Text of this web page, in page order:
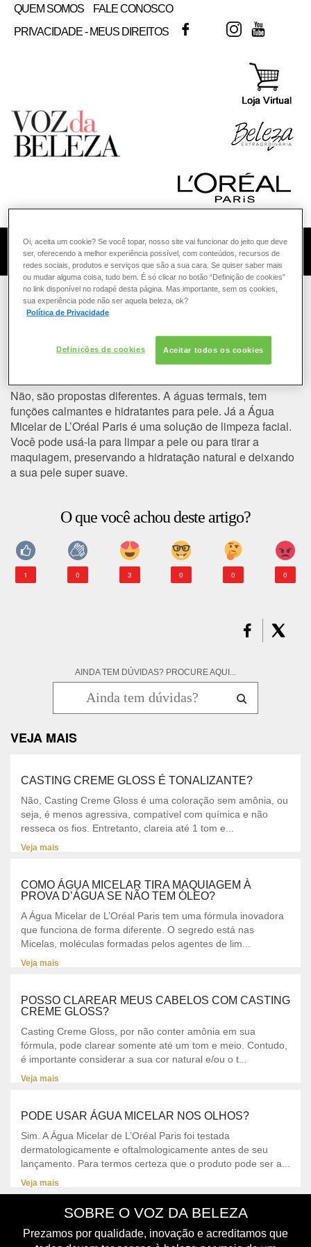
QUEM SOMOS
FALE CONOSCO
PRIVACIDADE - MEUS DIREITOS
FACEBOOKTWITTERINSTAGRAM
COMO POSSO AJUDAR? DÚVIDAS SOBRE:
PELE
COLORAÇÃO
CABELO
SOLAR
CONSULTORIA DE PRODUTOS LOREAL PARIS
VOZ DA BELEZA
L'ORÉAL PARIS
CONSULTORIA DE PRODUTOS LOREAL PARIS
Água Micelar é a mesma coisa
que uma água termal?
Não, são propostas diferentes. A águas termais, tem
funções calmantes e hidratantes para pele. Já a Água
Micelar de L’Oréal Paris é uma solução de limpeza facial.
Você pode usá-la para limpar a pele ou para tirar a
maquiagem, preservando a hidratação natural e deixando
a sua pele super suave.
O que você achou deste artigo?
1 0 3 0 0 0
AINDA TEM DÚVIDAS? PROCURE AQUI...
VEJA MAIS
CASTING CREME GLOSS É TONALIZANTE?
Não, Casting Creme Gloss é uma coloração sem amônia, ou
seja, é menos agressiva, compatível com química e não
resseca os fios. Entretanto, clareia até 1 tom e...
Veja mais
COMO ÁGUA MICELAR TIRA MAQUIAGEM À
PROVA D’ÁGUA SE NÃO TEM ÓLEO?
A Água Micelar de L’Oréal Paris tem uma fórmula inovadora
que funciona de forma diferente. O segredo está nas
Micelas, moléculas formadas pelos agentes de lim...
Veja mais
POSSO CLAREAR MEUS CABELOS COM CASTING
CREME GLOSS?
Casting Creme Gloss, por não conter amônia em sua
fórmula, pode clarear somente até um tom e meio. Contudo,
é importante considerar a sua cor natural e/ou o t...
Veja mais
PODE USAR ÁGUA MICELAR NOS OLHOS?
Sim. A Água Micelar de L’Oréal Paris foi testada
dermatologicamente e oftalmologicamente antes de seu
lançamento. Para termos certeza que o produto pode ser a...
Veja mais
SOBRE O VOZ DA BELEZA
Prezamos por qualidade, inovação e acreditamos que
Oi, aceita um cookie? Se você topar, nosso site vai funcionar do jeito que deve
ser, oferecendo a melhor experiência possível, com conteúdos, recursos de
redes sociais, produtos e serviços que são a sua cara. Se quiser saber mais
ou mudar alguma coisa, tudo bem. É só clicar no botão “Definição de cookies”
no link disponível no rodapé desta página. Mas importante, sem os cookies,
sua experiência pode não ser aquela beleza, ok?
Política de Privacidade
Definições de cookies Aceitar todos os cookies